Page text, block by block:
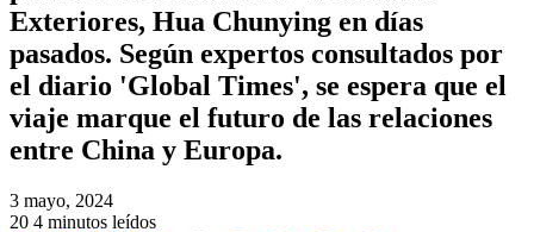
Exteriores, Hua Chunying en días
pasados. Según expertos consultados por
el diario 'Global Times', se espera que el
viaje marque el futuro de las relaciones
entre China y Europa.
3 mayo, 2024
20 4 minutos leídos